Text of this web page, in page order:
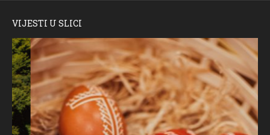
VIJESTI U SLICI